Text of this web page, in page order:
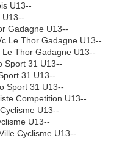
U13--
U13--
Gadagne U13--
Le Thor Gadagne U13--
Le Thor Gadagne U13--
Sport 31 U13--
31 U13--
Sport 31 U13--
Competition U13--
U13--
U13--
Cyclisme U13--